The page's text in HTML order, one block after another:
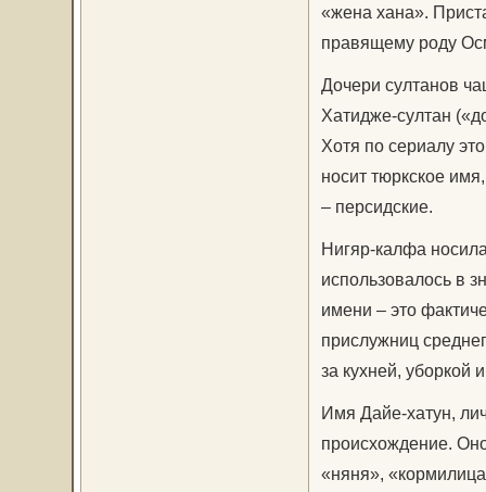
«жена хана».
правящему роду
Дочери султанов
Хатидже-султан
Хотя по сериалу
носит тюркское
– персидские.
Нигяр-калфа
использовалось в
имени – это
прислужниц
за кухней, уборкой
Имя Дайе-хатун,
происхождение.
«няня»,